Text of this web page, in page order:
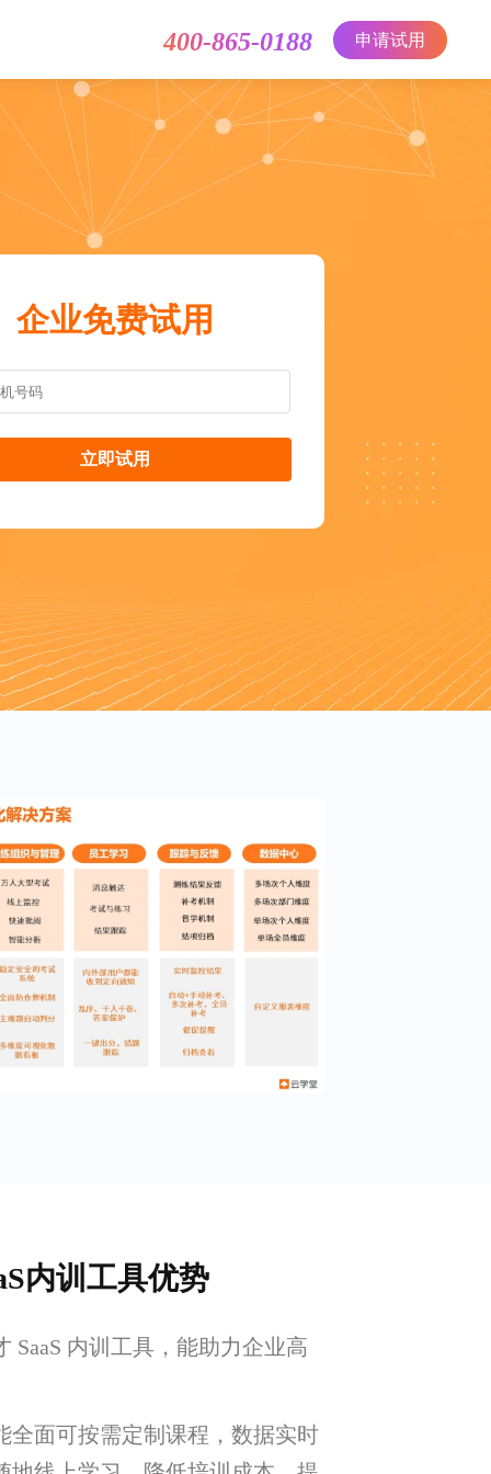
400-865-0188 申请试用
企业免费试用
立即试用
内训工具优势
SaaS 内训工具，能助力企业高
全面可按需定制课程，数据实时